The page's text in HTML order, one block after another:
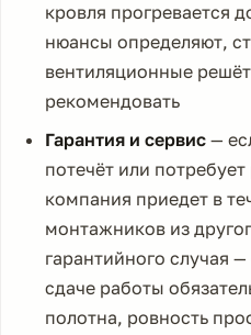
кровля прогревается
нюансы определяют,
вентиляционные
рекомендовать
Гарантия и сервис —
потечёт или
компания приедет в
монтажников из
гарантийного случая
сдаче работы
полотна, ровность